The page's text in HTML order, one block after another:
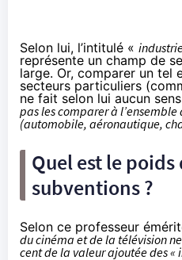
Selon lui, l’intitulé «
représente un champ de
large. Or, comparer un tel
secteurs particuliers
ne fait selon lui aucun
pas les comparer à
(automobile, aéronautique,
Quel est le poids
subventions ?
Selon ce professeur
ducinémaet dela télévision
cent de la valeur ajoutée des «